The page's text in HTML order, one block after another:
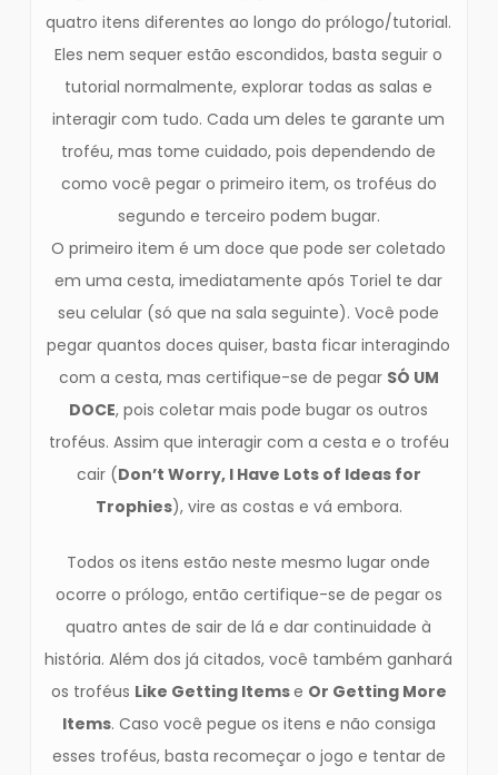
quatro itens diferentes ao longo do prólogo/tutorial.
Eles nem sequer estão escondidos, basta seguir o
tutorial normalmente, explorar todas as salas e
interagir com tudo. Cada um deles te garante um
troféu, mas tome cuidado, pois dependendo de
como você pegar o primeiro item, os troféus do
segundo e terceiro podem bugar.
O primeiro item é um doce que pode ser coletado
em uma cesta, imediatamente após Toriel te dar
seu celular (só que na sala seguinte). Você pode
pegar quantos doces quiser, basta ficar interagindo
com a cesta, mas certifique-se de pegar SÓ UM
DOCE, pois coletar mais pode bugar os outros
troféus. Assim que interagir com a cesta e o troféu
cair (Don’t Worry, I Have Lots of Ideas for
Trophies), vire as costas e vá embora.
Todos os itens estão neste mesmo lugar onde
ocorre o prólogo, então certifique-se de pegar os
quatro antes de sair de lá e dar continuidade à
história. Além dos já citados, você também ganhará
os troféus Like Getting Itemse Or Getting More
Items. Caso você pegue os itens e não consiga
esses troféus, basta recomeçar o jogo e tentar de